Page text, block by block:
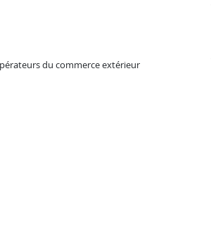
du commerce extérieur